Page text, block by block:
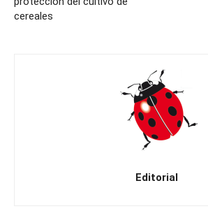
cereales
Editorial